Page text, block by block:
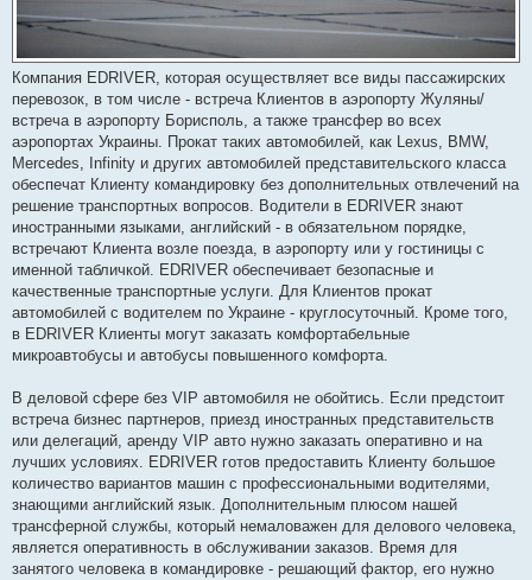
Компания EDRIVER, которая осуществляет все виды пассажирских
перевозок, в том числе - встреча Клиентов в аэропорту Жуляны/
встреча в аэропорту Борисполь, а также трансфер во всех
аэропортах Украины. Прокат таких автомобилей, как Lexus, BMW,
Mercedes, Infinity и других автомобилей представительского класса
обеспечат Клиенту командировку без дополнительных отвлечений на
решение транспортных вопросов. Водители в EDRIVER знают
иностранными языками, английский - в обязательном порядке,
встречают Клиента возле поезда, в аэропорту или у гостиницы с
именной табличкой. EDRIVER обеспечивает безопасные и
качественные транспортные услуги. Для Клиентов прокат
автомобилей с водителем по Украине - круглосуточный. Кроме того,
в EDRIVER Клиенты могут заказать комфортабельные
микроавтобусы и автобусы повышенного комфорта.
В деловой сфере без VIP автомобиля не обойтись. Если предстоит
встреча бизнес партнеров, приезд иностранных представительств
или делегаций, аренду VIP авто нужно заказать оперативно и на
лучших условиях. EDRIVER готов предоставить Клиенту большое
количество вариантов машин с профессиональными водителями,
знающими английский язык. Дополнительным плюсом нашей
трансферной службы, который немаловажен для делового человека,
является оперативность в обслуживании заказов. Время для
занятого человека в командировке - решающий фактор, его нужно